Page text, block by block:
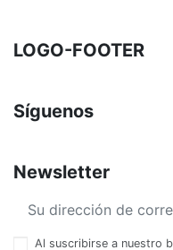
LOGO-FOOTER
Síguenos
Newsletter
Al suscribirse a nuestro